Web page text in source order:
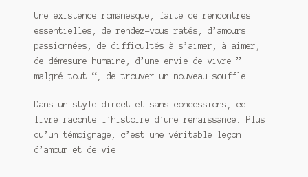
Une existence romanesque, faite de rencontres
essentielles, de rendez-vous ratés, d’amours
passionnées, de difficultés à s’aimer, à aimer,
de démesure humaine, d’une envie de vivre ”
malgré tout “, de trouver un nouveau souffle.
Dans un style direct et sans concessions, ce
livre raconte l’histoire d’une renaissance. Plus
qu’un témoignage, c’est une véritable leçon
d’amour et de vie.